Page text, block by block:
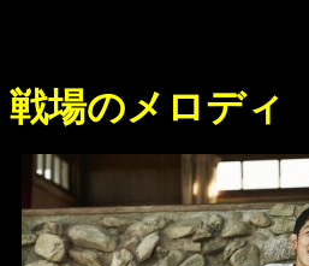
戦場のメロディ